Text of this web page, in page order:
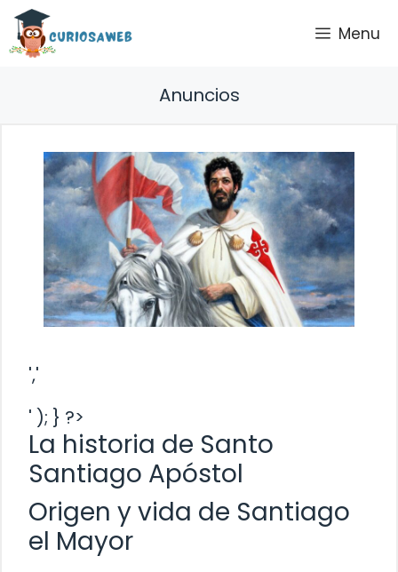
Saltar
contenido
Menu
Anuncios
','
' ); } ?>
La historia de Santo
Santiago Apóstol
Origen y vida de Santiago
el Mayor